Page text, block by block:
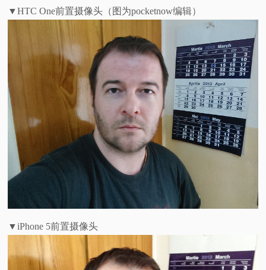
▼HTC One前置摄像头（图为pocketnow编辑）
▼iPhone 5前置摄像头